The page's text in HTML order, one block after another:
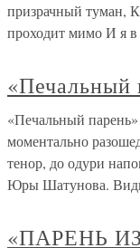
призрачный туман,
проходит мимо И я в
«Печальный
«Печальный
моментально
тенор, до одури
Юры Шатунова.
«ПАРЕНЬ